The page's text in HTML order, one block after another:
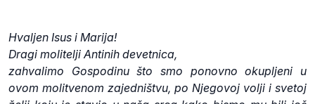
Hvaljen Isus i Marija!
Dragi molitelji Antinih devetnica,
zahvalimo Gospodinu što smo ponovno okupljeni u
ovom molitvenom zajedništvu, po Njegovoj volji i svetoj